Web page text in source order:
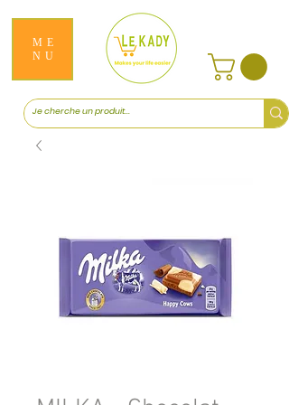
ME
NU